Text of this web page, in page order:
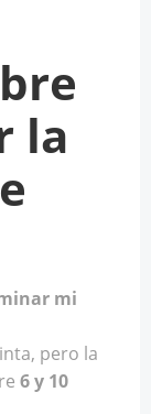
la
mi
pero la
6 y 10